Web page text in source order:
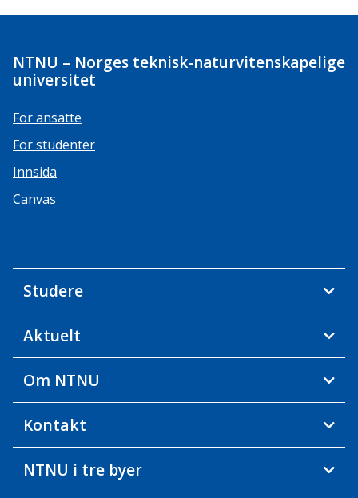
NTNU – Norges teknisk-naturvitenskapelige
universitet
For ansatte
For studenter
Innsida
Canvas
Studere
Aktuelt
Om NTNU
Kontakt
NTNU i tre byer